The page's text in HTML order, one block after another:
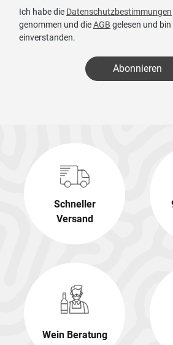
Ich habe die Datenschutzbestimmungen
genommen und dieAGB gelesen und
einverstanden.
Abonnieren
Schneller
Versand
Wein Beratung